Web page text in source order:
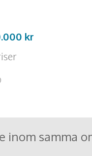
kr
inom samma